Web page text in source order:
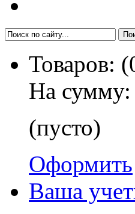
Товаров: (
На сумму:
(пусто)
Оформить
Ваша